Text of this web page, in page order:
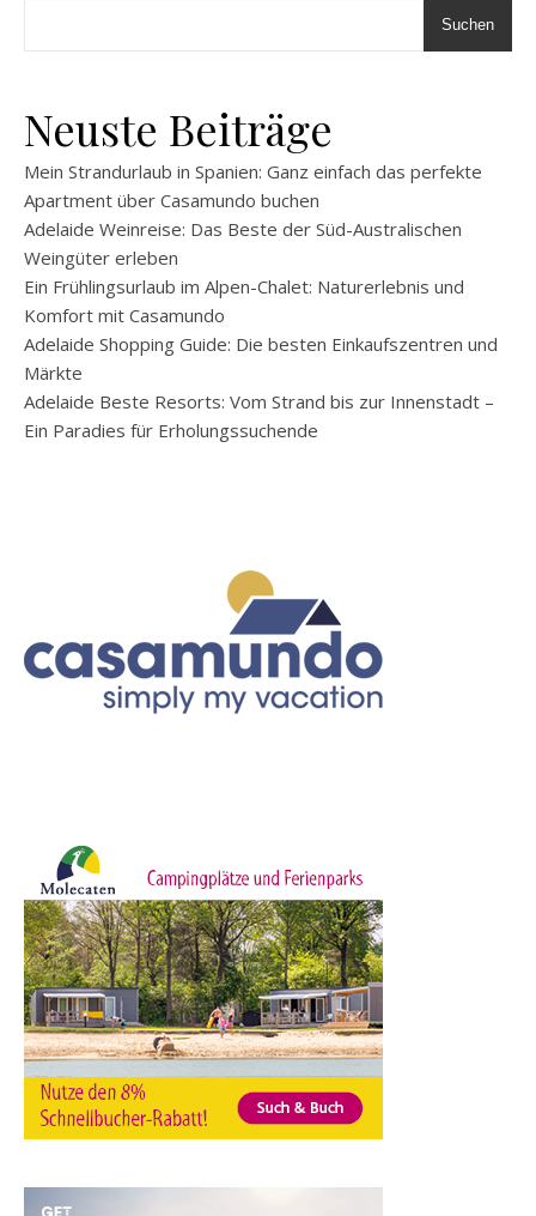
Suchen
Neuste Beiträge
Mein Strandurlaub in Spanien: Ganz einfach das perfekte
Apartment über Casamundo buchen
Adelaide Weinreise: Das Beste der Süd-Australischen
Weingüter erleben
Ein Frühlingsurlaub im Alpen-Chalet: Naturerlebnis und
Komfort mit Casamundo
Adelaide Shopping Guide: Die besten Einkaufszentren und
Märkte
Adelaide Beste Resorts: Vom Strand bis zur Innenstadt –
Ein Paradies für Erholungssuchende